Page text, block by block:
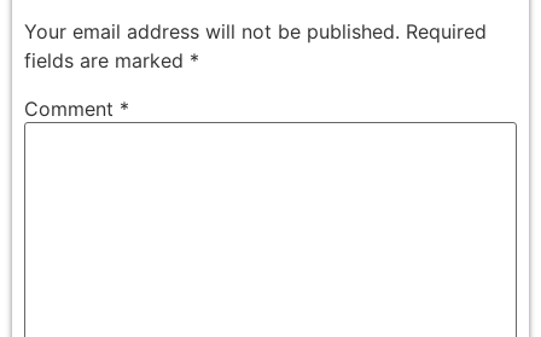
Your email address will not be published. Required
fields are marked *
Comment *